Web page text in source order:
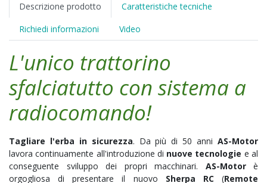
Descrizione prodotto
Caratteristiche tecniche
Richiedi informazioni
Video
L'unico trattorino
sfalciatutto con sistema a
radiocomando!
Tagliare l'erba in sicurezza. Da più di 50 anniAS-Motor
lavora continuamente all'introduzione di nuove tecnologie e al
conseguente sviluppo dei propri macchinari. AS-Motorè
orgogliosa di presentare il nuovo Sherpa RC(Remote